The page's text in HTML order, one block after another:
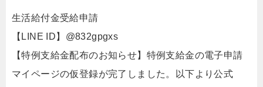
生活給付金受給申請
【LINE ID】@832gpgxs
【特例支給金配布のお知らせ】特例支給金の電子申請
マイページの仮登録が完了しました。以下より公式